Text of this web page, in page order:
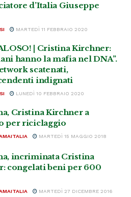
d’Italia Giuseppe
MARTEDÌ 11 FEBBRAIO 2020
| Cristina Kirchner:
hanno la mafia nel DNA”.
scatenati,
indignati
LUNEDÌ 10 FEBBRAIO 2020
Cristina Kirchner a
per riciclaggio
MARTEDÌ 15 MAGGIO 2018
incriminata Cristina
congelati beni per 600
MARTEDÌ 27 DICEMBRE 2016